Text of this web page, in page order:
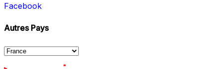
Facebook
Autres Pays